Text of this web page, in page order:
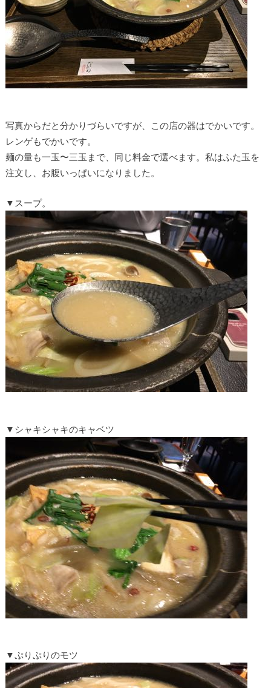
写真からだと分かりづらいですが、この店の器はでかいです。
レンゲもでかいです。
麺の量も一玉〜三玉まで、同じ料金で選べます。私はふた玉を
注文し、お腹いっぱいになりました。
▼スープ。
▼シャキシャキのキャベツ
▼ぷりぷりのモツ